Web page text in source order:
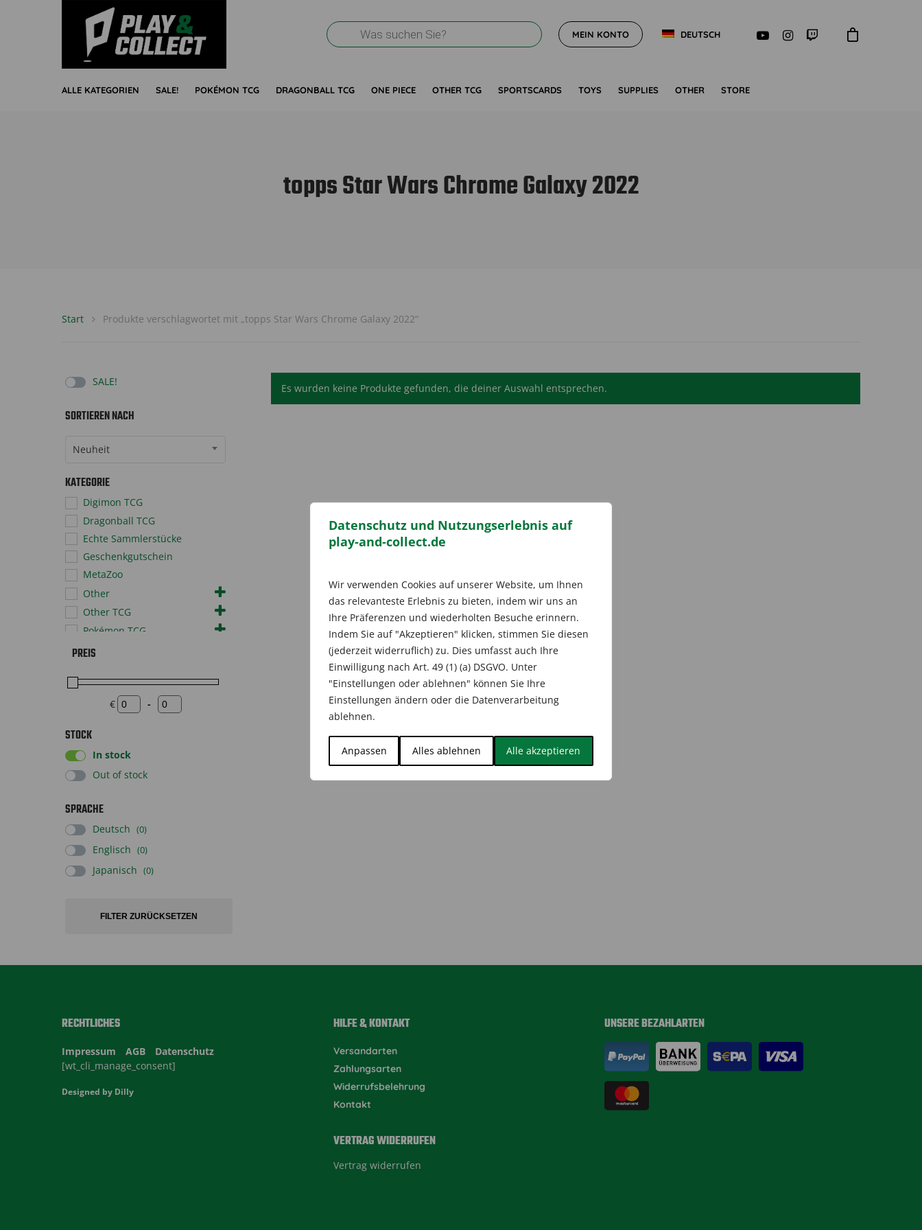
Datenschutz und Nutzungserlebnis auf
play-and-collect.de
Wir verwenden Cookies auf unserer Website, um Ihnen
das relevanteste Erlebnis zu bieten, indem wir uns an
Ihre Präferenzen und wiederholten Besuche erinnern.
Indem Sie auf "Akzeptieren" klicken, stimmen Sie diesen
(jederzeit widerruflich) zu. Dies umfasst auch Ihre
Einwilligung nach Art. 49 (1) (a) DSGVO. Unter
"Einstellungen oder ablehnen" können Sie Ihre
Einstellungen ändern oder die Datenverarbeitung
ablehnen.
Anpassen Alles ablehnen Alle akzeptieren
Products
search
MEIN KONTO DEUTSCH
ALLE KATEGORIEN SALE! POKÉMON TCG DRAGONBALL TCG ONE PIECE OTHER TCG SPORTSCARDS TOYS SUPPLIES OTHER STORE
topps Star Wars Chrome Galaxy 2022
Start Produkte verschlagwortet mit „topps Star Wars Chrome Galaxy 2022“
SALE!
SORTIEREN NACH
Neuheit
KATEGORIE
Digimon TCG
Dragonball TCG
Echte Sammlerstücke
Geschenkgutschein
MetaZoo
Other
Other TCG
Pokémon TCG
Sonstiges
Supplies
PREIS
€ Minimum Price
-
Maximum Price
STOCK
In stock
Out of stock
SPRACHE
Deutsch (0)
Englisch (0)
Japanisch (0)
FILTER ZURÜCKSETZEN
Es wurden keine Produkte gefunden, die deiner Auswahl entsprechen.
RECHTLICHES
Impressum AGB
Datenschutz
[wt_cli_manage_consent]
Designed by Dilly
HILFE & KONTAKT
Versandarten
Zahlungsarten
Widerrufsbelehrung
Kontakt
VERTRAG WIDERRUFEN
Vertrag widerrufen
UNSERE BEZAHLARTEN